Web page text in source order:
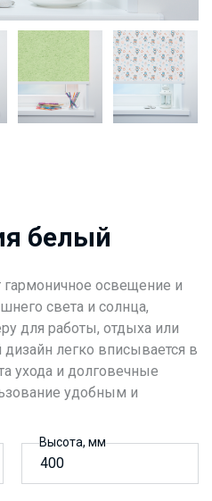
белый
освещение и
света и солнца,
для работы, отдыха или
легко вписывается в
ухода и долговечные
удобным и
Высота, мм